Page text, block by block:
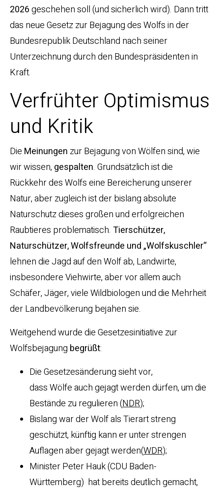
2026geschehen soll (und sicherlich wird). Dann tritt
das neue Gesetz zur Bejagung des Wolfs in der
Bundesrepublik Deutschland nach seiner
Unterzeichnung durch den Bundespräsidenten in
Kraft.
Verfrühter Optimismus
und Kritik
Die Meinungen zur Bejagung von Wölfen sind, wie
wir wissen, gespalten. Grundsätzlich ist die
Rückkehr des Wolfs eine Bereicherung unserer
Natur, aber zugleich ist der bislang absolute
Naturschutz dieses großen und erfolgreichen
Raubtieres problematisch. Tierschützer,
Naturschützer, Wolfsfreunde und „Wolfskuschler“
lehnen die Jagd auf den Wolf ab, Landwirte,
insbesondere Viehwirte, aber vor allem auch
Schäfer, Jäger, viele Wildbiologen und die Mehrheit
der Landbevölkerung bejahen sie.
Weitgehend wurde die Gesetzesinitiative zur
Wolfsbejagung begrüßt:
Die Gesetzesänderung sieht vor,
dass Wölfe auch gejagt werden dürfen, um die
Bestände zu regulieren (NDR);
Bislang war der Wolf als Tierart streng
geschützt, künftig kann er unter strengen
Auflagen aber gejagt werden(WDR);
Minister Peter Hauk (CDU Baden-
Württemberg) hat bereits deutlich gemacht,